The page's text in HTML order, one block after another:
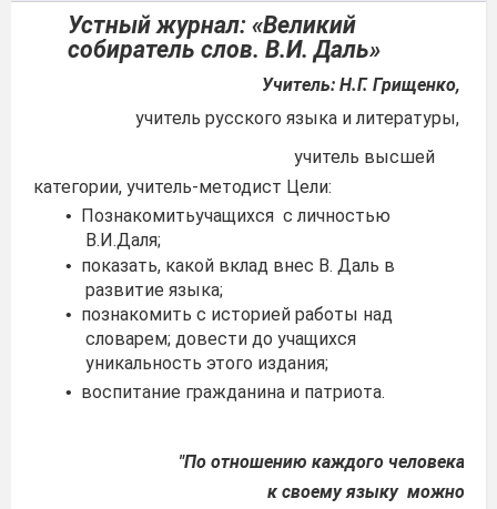
Устный журнал: «Великий
собиратель слов. В.И. Даль»
Учитель: Н.Г. Грищенко,
учитель русского языка и литературы,
учитель высшей
категории, учитель-методист Цели:
• Познакомитьучащихся с личностью
В.И.Даля;
• показать, какой вклад внес В. Даль в
развитие языка;
• познакомить с историей работы над
словарем; довести до учащихся
уникальность этого издания;
• воспитание гражданина и патриота.
"По отношению каждого человека
к своему языку можно